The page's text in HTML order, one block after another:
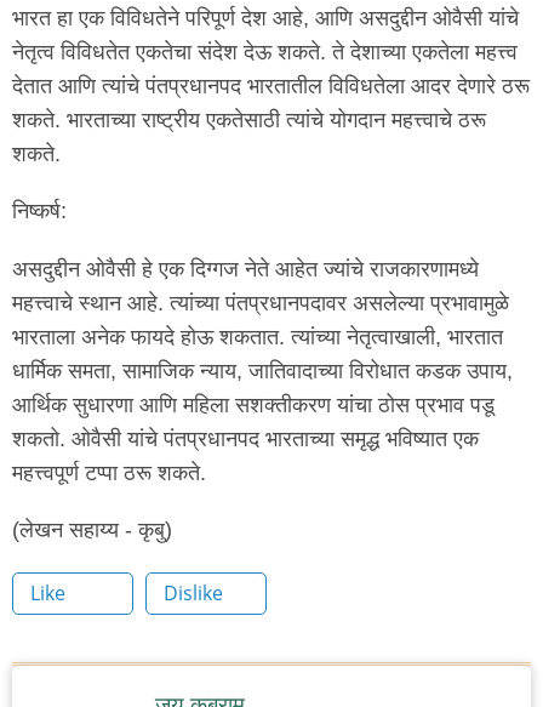
भारत हा एक विविधतेने परिपूर्ण देश आहे, आणि असदुद्दीन ओवैसी यांचे
नेतृत्व विविधतेत एकतेचा संदेश देऊ शकते. ते देशाच्या एकतेला महत्त्व
देतात आणि त्यांचे पंतप्रधानपद भारतातील विविधतेला आदर देणारे ठरू
शकते. भारताच्या राष्ट्रीय एकतेसाठी त्यांचे योगदान महत्त्वाचे ठरू
शकते.
निष्कर्ष:
असदुद्दीन ओवैसी हे एक दिग्गज नेते आहेत ज्यांचे राजकारणामध्ये
महत्त्वाचे स्थान आहे. त्यांच्या पंतप्रधानपदावर असलेल्या प्रभावामुळे
भारताला अनेक फायदे होऊ शकतात. त्यांच्या नेतृत्वाखाली, भारतात
धार्मिक समता, सामाजिक न्याय, जातिवादाच्या विरोधात कडक उपाय,
आर्थिक सुधारणा आणि महिला सशक्तीकरण यांचा ठोस प्रभाव पडू
शकतो. ओवैसी यांचे पंतप्रधानपद भारताच्या समृद्ध भविष्यात एक
महत्त्वपूर्ण टप्पा ठरू शकते.
(लेखन सहाय्य - कृबु)
Like Dislike